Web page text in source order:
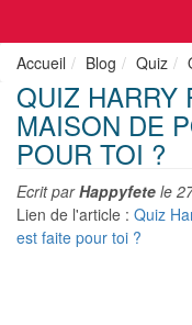
Accueil Blog Quiz
QUIZ HARRY
MAISON DE
POUR TOI ?
Ecrit parHappyfete le
Lien de l'article : Quiz
est faite pour toi ?